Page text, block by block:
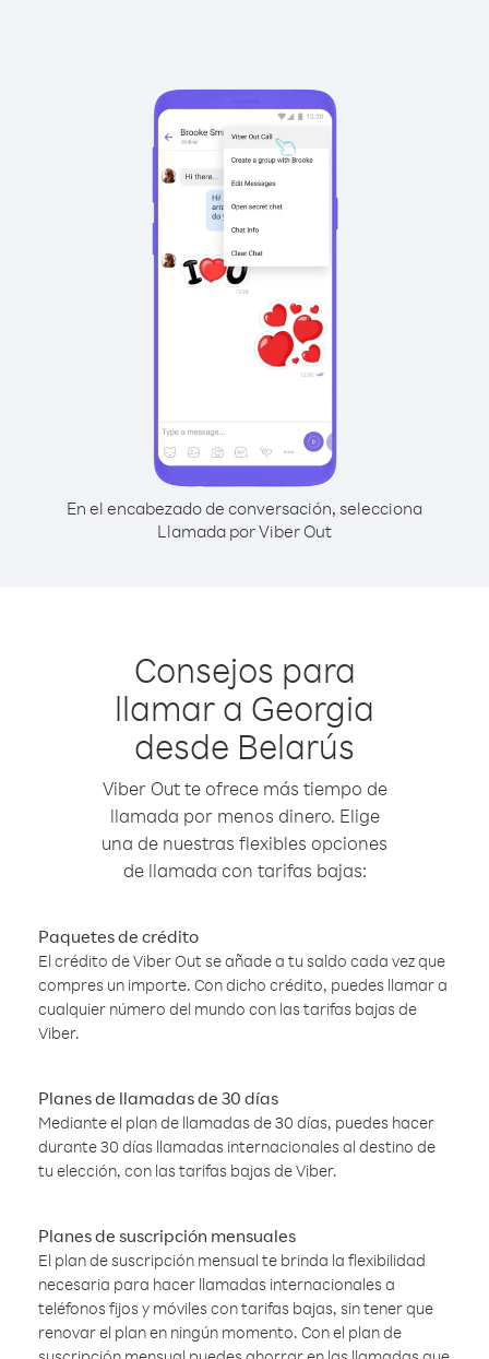
En el encabezado de conversación, selecciona
Llamada por Viber Out
Consejos para
llamar a Georgia
desde Belarús
Viber Out te ofrece más tiempo de
llamada por menos dinero. Elige
una de nuestras flexibles opciones
de llamada con tarifas bajas:
Paquetes de crédito
El crédito de Viber Out se añade a tu saldo cada vez que
compres un importe. Con dicho crédito, puedes llamar a
cualquier número del mundo con las tarifas bajas de
Viber.
Planes de llamadas de 30 días
Mediante el plan de llamadas de 30 días, puedes hacer
durante 30 días llamadas internacionales al destino de
tu elección, con las tarifas bajas de Viber.
Planes de suscripción mensuales
El plan de suscripción mensual te brinda la flexibilidad
necesaria para hacer llamadas internacionales a
teléfonos fijos y móviles con tarifas bajas, sin tener que
renovar el plan en ningún momento. Con el plan de